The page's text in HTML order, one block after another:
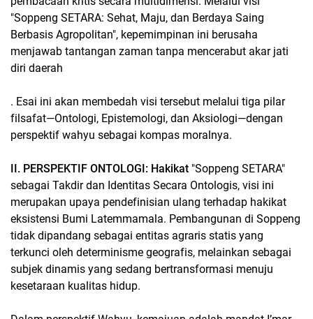
"Soppeng SETARA: Sehat, Maju, dan Berdaya Saing
Berbasis Agropolitan", kepemimpinan ini berusaha
menjawab tantangan zaman tanpa mencerabut akar jati
diri daerah
. Esai ini akan membedah visi tersebut melalui tiga pilar
filsafat—Ontologi, Epistemologi, dan Aksiologi—dengan
perspektif wahyu sebagai kompas moralnya.
II. PERSPEKTIF ONTOLOGI: Hakikat "Soppeng SETARA"
sebagai Takdir dan Identitas Secara Ontologis, visi ini
merupakan upaya pendefinisian ulang terhadap hakikat
eksistensi Bumi Latemmamala. Pembangunan di Soppeng
tidak dipandang sebagai entitas agraris statis yang
terkunci oleh determinisme geografis, melainkan sebagai
subjek dinamis yang sedang bertransformasi menuju
kesetaraan kualitas hidup.